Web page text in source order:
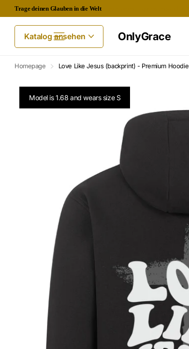
Trage deinen Glauben in die Welt
Katalog ansehen OnlyGrace
Homepage Love Like Jesus (backprint) - Premium Hoodie
Model is 1.68 and wears size S